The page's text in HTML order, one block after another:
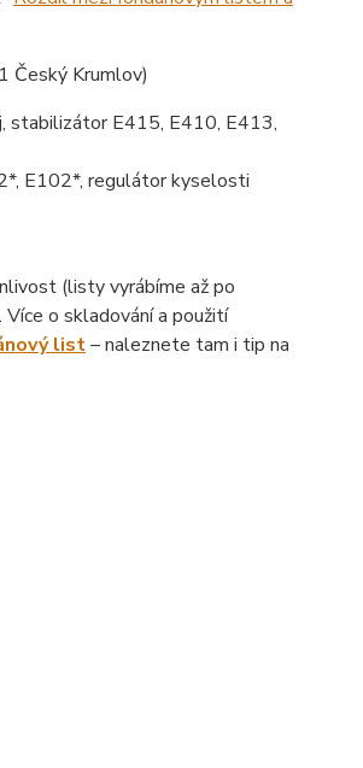
Český Krumlov)
stabilizátor E415, E410, E413,
E102*, regulátor kyselosti
(listy vyrábíme až po
o skladování a použití
list– naleznete tam i tip na